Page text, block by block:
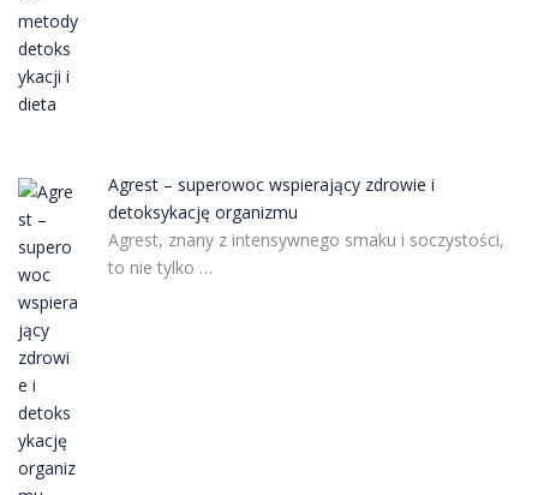
Agrest – superowoc wspierający zdrowie i
detoksykację organizmu
Agrest, znany z intensywnego smaku i soczystości,
to nie tylko …